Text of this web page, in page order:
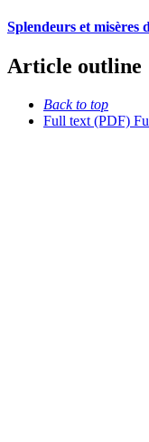
Splendeurs et misères
Article outline
Back to top
Full text (PDF)